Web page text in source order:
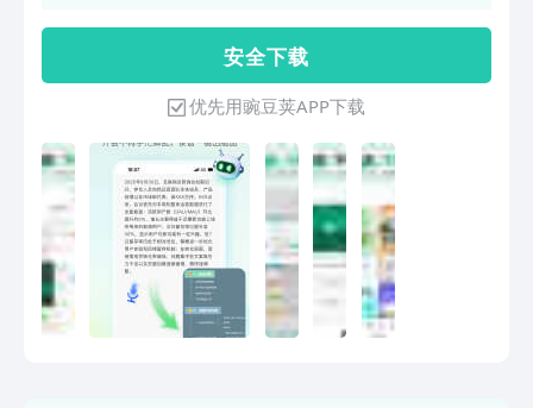
的思维导图作品与成员共享，也能邀请成
员制作上传，丰富星球内容，实现知识的
跨组织传播。#演说模式#一键开启演说
模式，可以让你像幻灯片一样展示你的思
近一步。#多人协作#支持全平台多人实
时协作文档，协作内容可通过云端自动同
步到所有人的编辑页面，协作过程中，还
会显示每个用户名，直观清晰地看到每一
位伙伴的编辑动态。GitMind可以帮你：
#信息检索高效搜集信息，进行竞品分
析，活动方案策划，新媒体内容创作，通
过快速搜集信息，提供丰富的资料和灵
辑。万兴脑图拥有全场景一站式思维导图
解决方案，轻松创建、管理、展示、分
享、协作你的作品，附加功能也满分。可
应用于各大场景如读书笔记、学习备考、
职场梳理、项目管理和生活娱乐。 万兴
脑图特色功能： #脑图AI# 输入一段话，
万兴脑图 AI智能助手将快速输出对应场
景方案，一键思维导图、AI绘图、塔罗占
卜、智能注释、文案润色翻译等。 #AI绘
画# 输入一段描述或上传一张图片，用AI
的无限创意，释放你绘画的潜力。 #多端
云同步# 拥有桌面端、在线端、移动端、
安 全 下 载
优先用豌豆荚APP下载